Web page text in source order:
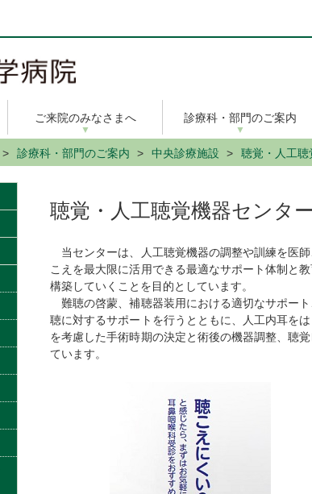
ご来院のみなさまへ 診療科・部門のご案内
診療科・部門のご案内 中央診療施設 聴覚・人工聴
聴覚・人工聴覚機器センター
当センターは、人工聴覚機器の調整や訓練を医
こえを最大限に活用できる最適なサポート体制と
構築していくことを目的としています。
難聴の啓蒙、補聴器装用における適切なサポー
聴に対するサポートを行うとともに、人工内耳を
を考慮した手術時期の決定と術後の機器調整、聴
ています。